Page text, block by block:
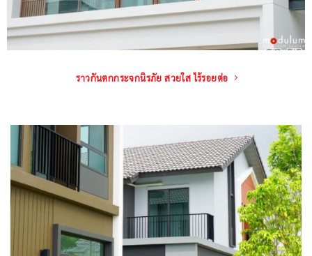
ราวกันตกกระจกนิรภัย สวยใส ไร้รอยต่อ